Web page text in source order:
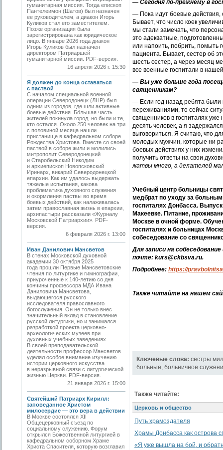
гуманитарная миссия. Тогда епископ
Пантелеимон (Шатов) был назначен
ее руководителем, а диакон Игорь
Куликов стал его заместителем.
Позже организация была
зарегистрирована как юридическое
лицо. В январе 2026 года диакон
Игорь Куликов был назначен
директором Патриаршей
гуманитарной миссии. PDF-версия.
16 апреля 2026 г. 15:30
Я должен до конца оставаться
с паствой
С началом специальной военной
операции Северодонецк (ЛНР) был
одним из городов, где шли активные
боевые действия. Бо́льшая часть
жителей покинула город, но были и те,
кто остался. Около 250 человек на три
с половиной месяца нашли
пристанище в кафедральном соборе
Рождества Христова. Вместе со своей
паствой в соборе жили и молились
митрополит Северодонецкий
и Старобельский Никодим
и архиепископ Новопсковский
Иринарх, викарий Северодонецкой
епархии. Как им удалось выдержать
тяжелые испытания, какова
проблематика духовного служения
и окормления паствы во время
боевых действий, как налаживалась
затем православная жизнь в епархии,
архипастыри рассказали «Журналу
Московской Патриархии». PDF-
версия.
6 февраля 2026 г. 13:00
Иван Данилович Мансветов
В стенах Московской духовной
академии 30 октября 2025
года прошли Первые Мансветовские
чтения по литургике и гимнографии,
приуроченные к 140-летию со дня
кончины профессора МДА Ивана
Даниловича Мансветова,
выдающегося русского
исследователя православного
богослужения. Он не только внес
значительный вклад в становление
русской литургики, но и занимался
разработкой проекта церковно-
археологических музеев при
духовных учебных заведениях.
В своей преподавательской
деятельности профессор Мансветов
уделял особое внимание изучению
истории церковного искусства
в неразрывной связи с литургической
жизнью Церкви. PDF-версия.
21 января 2026 г. 15:00
Святейший Патриарх Кирилл:
заповеданное Христом
милосердие — это вера в действии
В Москве состоялся XII
Общецерковный съезд по
социальному служению. Форум
открылся Божественной литургией в
кафедральном соборном Храме
Христа Спасителя, которую возглавил
— Сегодня по-прежнему в
— Пока идут боевые действия,
Бывает, что число коек
мы стали замечать, что
это адекватные,
или напоить, побрить, помыть
пациента. Бывает, сестер об
шесть сестер, а через месяц
все военные госпитали в
— Вы уже больше года
священникам?
— Если год назад ребята были
переживаниями, то сейчас
священников в госпиталях
десять человек, а я
выговориться. Я считаю, что
молодых мужчин, которые ни
боевых действиях у них
получить ответы на свои
жатвы много, а делателей
Учебный центр больницы
медбрат по уходу за
госпиталях Донбасса.
Макеевке. Питание,
Москве в очной форме.
госпиталях и больницах
собеседование со
Для записи на
почте: kurs@ckbsva.ru.
Подробнее: https://
Также читайте на нашем
Ключевые слова: сестры
больные, больничное
Также читайте:
Церковь и общество
Путь храмоздателя
Храмы Донбасса как острова
«Я уже вышла на бой, и